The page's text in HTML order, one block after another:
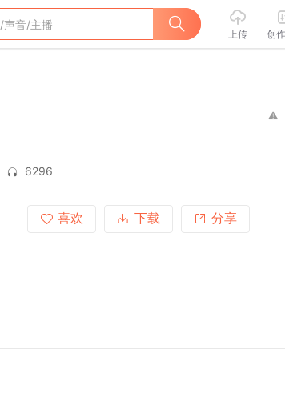
上传 创
6296
喜欢
下载 分享